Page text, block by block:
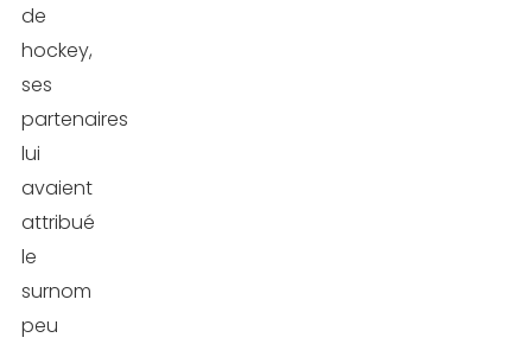
de
hockey,
ses
partenaires
lui
avaient
attribué
le
surnom
peu